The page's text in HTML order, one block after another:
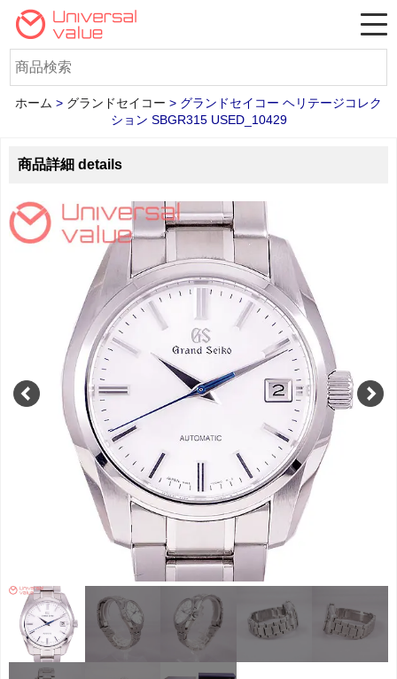
ホーム > グランドセイコー > グランドセイコー ヘリテージコレク
ション SBGR315 USED_10429
商品詳細 details